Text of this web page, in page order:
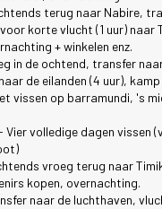
terug naar Nabire,
korte vlucht (1 uur) naar
+ winkelen enz.
in de ochtend, transfer
de eilanden (4 uur),
vissen op barramundi, 's
Vier volledige dagen vissen
vroeg terug naar
kopen, overnachting.
naar de luchthaven,